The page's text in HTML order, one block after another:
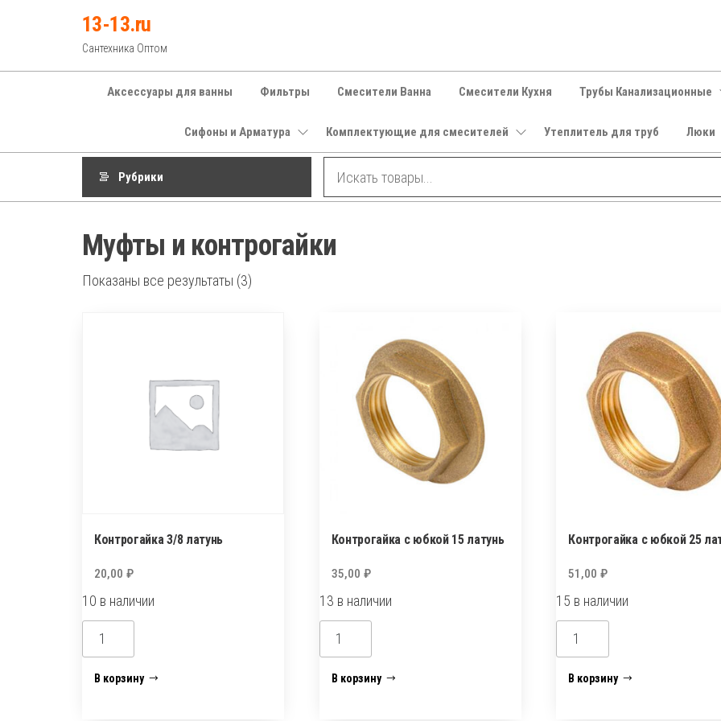
13-13.ru
Сантехника Оптом
Аксессуары для ванны Фильтры Смесители Ванна Смесители Кухня Трубы Канализационные
Сифоны и Арматура Комплектующие для смесителей Утеплитель для труб Люки
Рубрики
Муфты и контрогайки
Показаны все результаты (3)
Контрогайка 3/8 латунь
20,00 ₽
10 в наличии
Количество
товара
Контрогайка
В корзину
Контрогайка с юбкой 15 латунь
35,00 ₽
13 в наличии
Количество
товара
Контрогайка
В корзину
Контрогайка с юбкой 25
51,00₽
15 в наличии
Количество
товара
Контрогайка
В корзину